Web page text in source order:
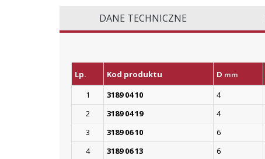
DANE TECHNICZNE
Lp. Kod produktu D mm
1
3189 04 10 4
2
3189 04 19 4
3
3189 06 10 6
4
3189 06 13 6